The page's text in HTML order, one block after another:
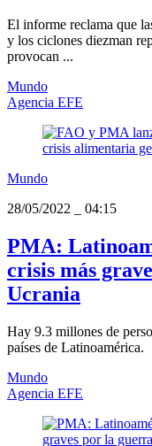
El informe reclama que
y los ciclones diezman
provocan ...
Mundo
Agencia EFE
Mundo
28/05/2022
04:15
PMA:
crisis más
Ucrania
Hay 9.3 millones de
países de Latinoamérica.
Mundo
Agencia EFE